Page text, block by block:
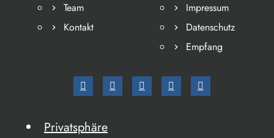
Team
Kontakt
Impressum
Datenschutz
Empfang
Privatsphäre